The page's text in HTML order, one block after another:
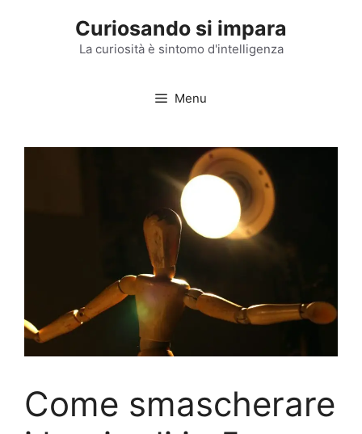
Curiosando si impara
La curiosità è sintomo d'intelligenza
Menu
Come smascherare